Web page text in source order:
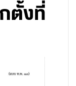
ตั้งที่